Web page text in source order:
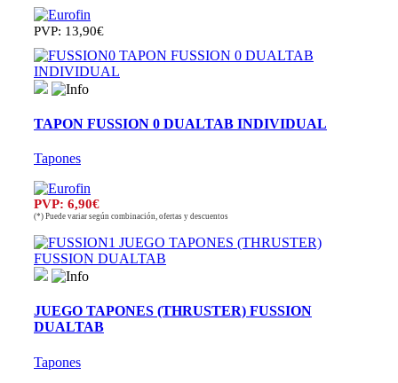
PVP: 13,90€
TAPON FUSSION 0 DUALTAB INDIVIDUAL
Tapones
PVP: 6,90€
(*) Puede variar según combinación, ofertas y descuentos
JUEGO TAPONES (THRUSTER) FUSSION
DUALTAB
Tapones